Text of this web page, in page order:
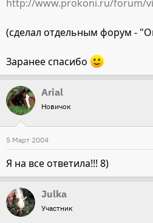
http://www.prokoni.ru/forum/
(сделал отдельным форум -
Заранее спасибо
Arial
Новичок
5 Март 2004
Я на все ответила!!! 8)
Julka
Участник